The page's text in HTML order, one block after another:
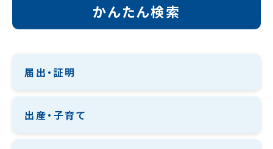
かんたん検索
届出・証明
出産・子育て